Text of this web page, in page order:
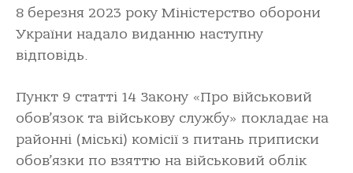
8 березня 2023 року Міністерство оборони
України надало виданню наступну
відповідь.
Пункт 9 статті 14 Закону «Про військовий
обов’язок та військову службу» покладає на
районні (міські) комісії з питань приписки
обов’язки по взяттю на військовий облік